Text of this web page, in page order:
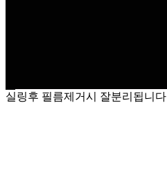
실링후 필름제거시 잘분리됩니다